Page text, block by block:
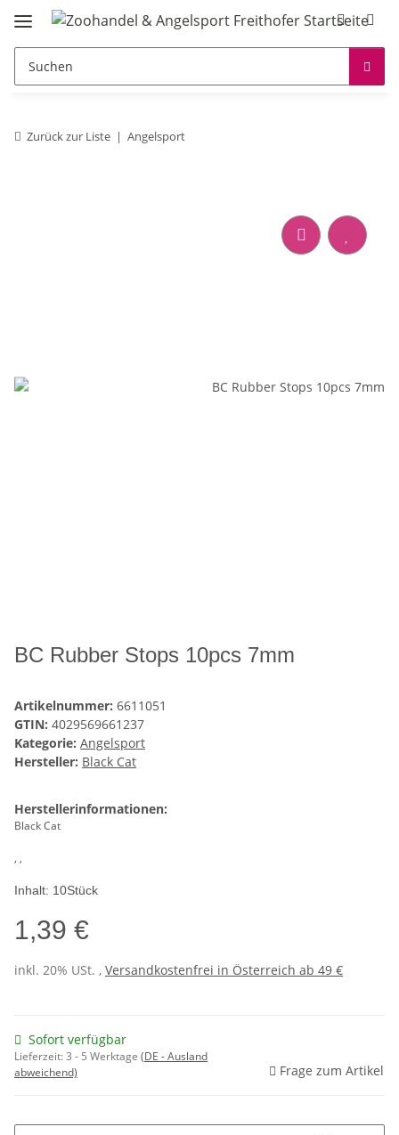
Zurück zur Liste Angelsport
BC Rubber Stops 10pcs 7mm
Artikelnummer: 6611051
GTIN: 4029569661237
Kategorie: Angelsport
Hersteller: Black Cat
Herstellerinformationen:
Black Cat
, ,
Inhalt: 10Stück
1,39 €
inkl. 20% USt. , Versandkostenfrei in Österreich ab 49 €
Sofort verfügbar
Lieferzeit:3 - 5 Werktage (DE - Ausland
abweichend)
Frage zum Artikel